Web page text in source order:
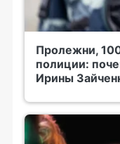
Пролежни,
полиции:
Ирины